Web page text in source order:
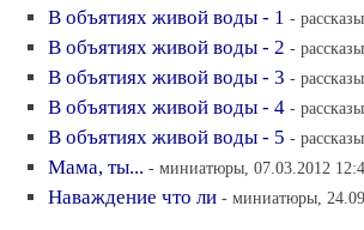
В объятиях живой воды - 1 -
В объятиях живой воды - 2 -
В объятиях живой воды - 3 -
В объятиях живой воды - 4 -
В объятиях живой воды - 5 -
Мама, ты... - миниатюры, 07.03.2012
Наваждение что ли - миниатюры,